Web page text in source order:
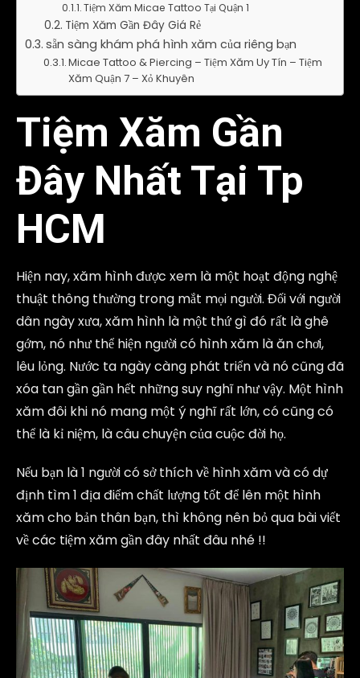
Tiệm Xăm Micae Tattoo Tại Quận 1
Tiệm Xăm Gần Đây Giá Rẻ
sẵn sàng khám phá hình xăm của riêng bạn
Micae Tattoo & Piercing – Tiệm Xăm Uy Tín – Tiệm
Xăm Quận 7 – Xỏ Khuyên
Tiệm Xăm Gần
Đây Nhất Tại Tp
HCM
Hiện nay, xăm hình được xem là một hoạt động nghệ
thuật thông thường trong mắt mọi người. Đối với người
dân ngày xưa, xăm hình là một thứ gì đó rất là ghê
gớm, nó như thể hiện người có hình xăm là ăn chơi,
lêu lỏng. Nước ta ngày càng phát triển và nó cũng đã
xóa tan gần gần hết những suy nghĩ như vậy. Một hình
xăm đôi khi nó mang một ý nghĩ rất lớn, có cũng có
thể là kỉ niệm, là câu chuyện của cuộc đời họ.
Nếu bạn là 1 người có sở thích về hình xăm và có dự
định tìm 1 địa điểm chất lượng tốt để lên một hình
xăm cho bản thân bạn, thì không nên bỏ qua bài viết
về các tiệm xăm gần đây nhất đâu nhé !!